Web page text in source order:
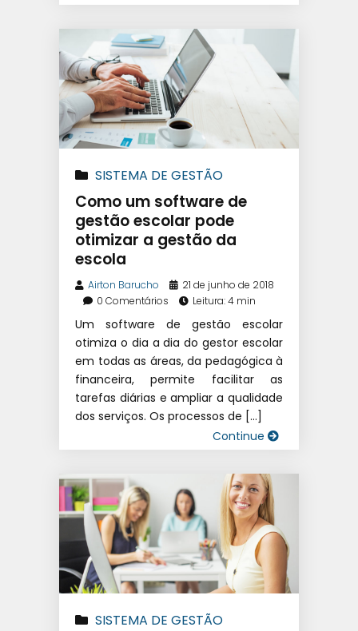
SISTEMA DE GESTÃO
EDUCACIONAL |SOFTWARE
ESCOLAR
Como um software de
gestão escolar pode
otimizar a gestão da
escola
Airton Barucho
21 de junho de 2018
0 Comentários
Leitura: 4 min
Um software de gestão escolar
otimiza o dia a dia do gestor escolar
em todas as áreas, da pedagógica à
financeira, permite facilitar as
tarefas diárias e ampliar a qualidade
dos serviços. Os processos de […]
Continue
SISTEMA DE GESTÃO